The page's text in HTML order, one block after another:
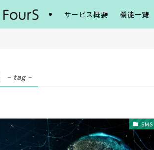
サービス概要 機能一覧
– tag –
SMS